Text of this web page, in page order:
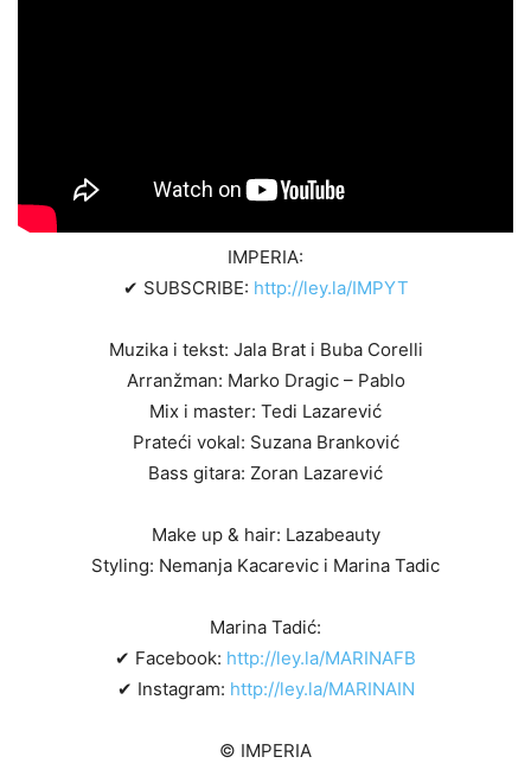
IMPERIA:
✔ SUBSCRIBE: http://ley.la/IMPYT
Muzika i tekst: Jala Brat i Buba Corelli
Arranžman: Marko Dragic – Pablo
Mix i master: Tedi Lazarević
Prateći vokal: Suzana Branković
Bass gitara: Zoran Lazarević
Make up & hair: Lazabeauty
Styling: Nemanja Kacarevic i Marina Tadic
Marina Tadić:
✔ Facebook: http://ley.la/MARINAFB
✔ Instagram: http://ley.la/MARINAIN
© IMPERIA